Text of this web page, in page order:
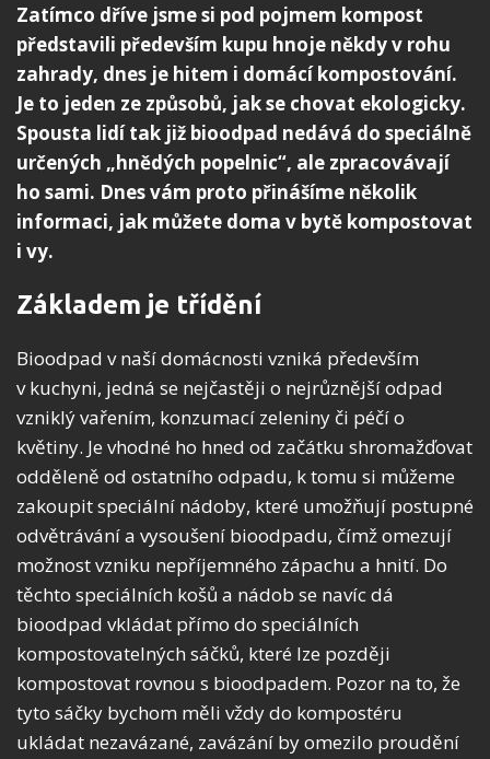
Zatímco dříve jsme si pod pojmem kompost
představili především kupu hnoje někdy v rohu
zahrady, dnes je hitem i domácí kompostování.
Je to jeden ze způsobů, jak se chovat ekologicky.
Spousta lidí tak již bioodpad nedává do speciálně
určených „hnědých popelnic“, ale zpracovávají
ho sami. Dnes vám proto přinášíme několik
informaci, jak můžete doma v bytě kompostovat
i vy.
Základem je třídění
Bioodpad v naší domácnosti vzniká především
v kuchyni, jedná se nejčastěji o nejrůznější odpad
vzniklý vařením, konzumací zeleniny či péčí o
květiny. Je vhodné ho hned od začátku shromažďovat
odděleně od ostatního odpadu, k tomu si můžeme
zakoupit speciální nádoby, které umožňují postupné
odvětrávání a vysoušení bioodpadu, čímž omezují
možnost vzniku nepříjemného zápachu a hnití. Do
těchto speciálních košů a nádob se navíc dá
bioodpad vkládat přímo do speciálních
kompostovatelných sáčků, které lze později
kompostovat rovnou s bioodpadem. Pozor na to, že
tyto sáčky bychom měli vždy do kompostéru
ukládat nezavázané, zavázání by omezilo proudění